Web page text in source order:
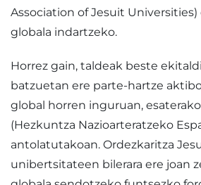
Association of Jesuit
globala indartzeko.
Horrez gain, taldeak beste
batzuetan ere parte-hartze
global horren inguruan,
(Hezkuntza Nazioarteratzeko
antolatutakoan. Ordezkaritza
unibertsitateen bilerara ere joan